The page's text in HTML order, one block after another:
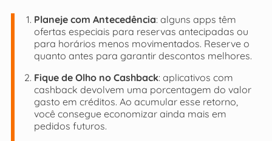
Planeje com Antecedência: alguns apps têm
ofertas especiais para reservas antecipadas ou
para horários menos movimentados. Reserve o
quanto antes para garantir descontos melhores.
Fique de Olho no Cashback: aplicativos com
cashback devolvem uma porcentagem do valor
gasto em créditos. Ao acumular esse retorno,
você consegue economizar ainda mais em
pedidos futuros.